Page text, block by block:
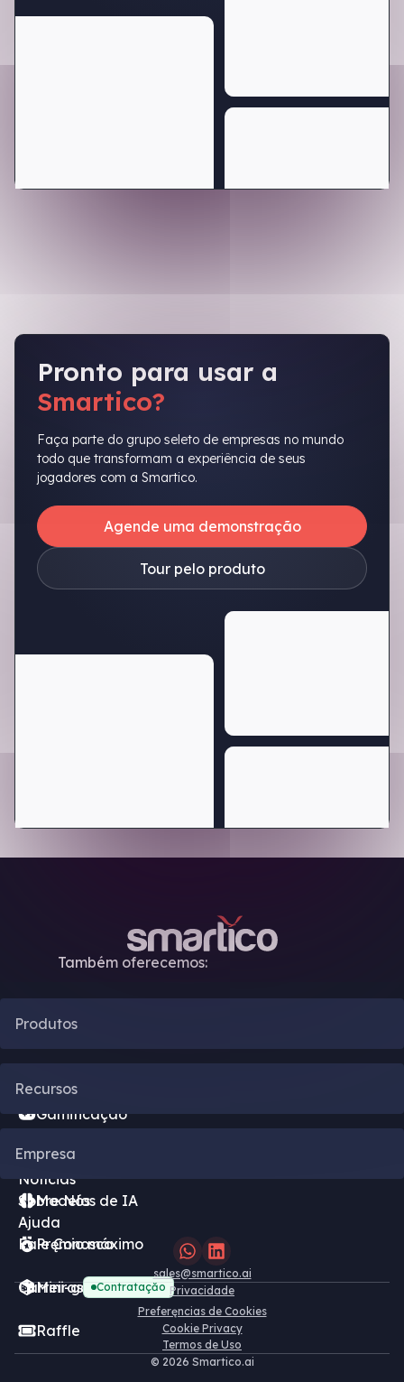
Pronto para usar a
Smartico?
Faça parte do grupo seleto de empresas no mundo
todo que transformam a experiência de seus
jogadores com a Smartico.
Agende uma demonstração
Tour pelo produto
Também oferecemos:
Produtos
Gamificação
Motor de Bônus
Modelos de IA
Pręmio máximo
Mini-games grátis
Raffle
Recursos
Notícias
Ajuda
Empresa
Sobre Nós
Fale Conosco
Carreiras Contrataçăo
© 2026 Smartico.ai
Termos de Uso
Cookie Privacy
Preferęncias de Cookies
Privacidade
sales@smartico.ai